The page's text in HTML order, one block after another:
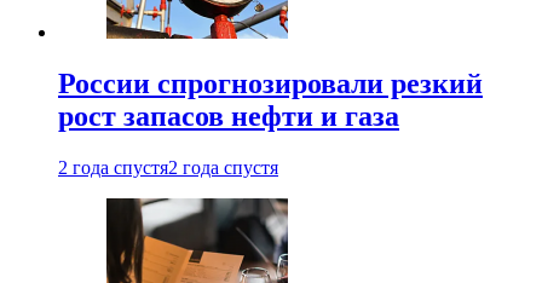
России спрогнозировали резкий
рост запасов нефти и газа
2 года спустя2 года спустя